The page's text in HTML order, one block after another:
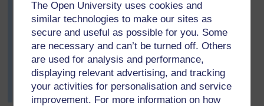
The Open University uses cookies and
similar technologies to make our sites as
secure and useful as possible for you. Some
are necessary and can’t be turned off. Others
are used for analysis and performance,
displaying relevant advertising, and tracking
your activities for personalisation and service
improvement. For more information on how
À l’issue du cours, elle leur a demandé ce qu’ils avaient
appris. Un élève a répondu (joignant le geste à la
parole en s’exprimant en anglais) « nous avons appris,
Madame, que l’air est en haut, en bas, à l’intérieur, à
l’extérieur, partout. » (Cela a été un moment inoubliable
pour l’enseignante). Elle a dit pour la première fois en
xhosa – « ndiyakumsha! » ce qui veut dire « j’ai
réussi !».